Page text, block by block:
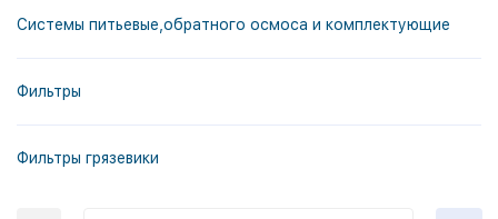
Системы питьевые,обратного осмоса и комплектующие
Фильтры
Фильтры грязевики